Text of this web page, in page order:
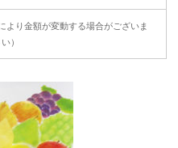
より金額が変動する場合がございま
）